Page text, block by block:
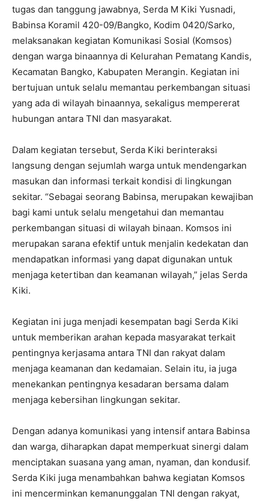
tugas dan tanggung jawabnya, Serda M Kiki Yusnadi,
Babinsa Koramil 420-09/Bangko, Kodim 0420/Sarko,
melaksanakan kegiatan Komunikasi Sosial (Komsos)
dengan warga binaannya di Kelurahan Pematang Kandis,
Kecamatan Bangko, Kabupaten Merangin. Kegiatan ini
bertujuan untuk selalu memantau perkembangan situasi
yang ada di wilayah binaannya, sekaligus mempererat
hubungan antara TNI dan masyarakat.
Dalam kegiatan tersebut, Serda Kiki berinteraksi
langsung dengan sejumlah warga untuk mendengarkan
masukan dan informasi terkait kondisi di lingkungan
sekitar. “Sebagai seorang Babinsa, merupakan kewajiban
bagi kami untuk selalu mengetahui dan memantau
perkembangan situasi di wilayah binaan. Komsos ini
merupakan sarana efektif untuk menjalin kedekatan dan
mendapatkan informasi yang dapat digunakan untuk
menjaga ketertiban dan keamanan wilayah,” jelas Serda
Kiki.
Kegiatan ini juga menjadi kesempatan bagi Serda Kiki
untuk memberikan arahan kepada masyarakat terkait
pentingnya kerjasama antara TNI dan rakyat dalam
menjaga keamanan dan kedamaian. Selain itu, ia juga
menekankan pentingnya kesadaran bersama dalam
menjaga kebersihan lingkungan sekitar.
Dengan adanya komunikasi yang intensif antara Babinsa
dan warga, diharapkan dapat memperkuat sinergi dalam
menciptakan suasana yang aman, nyaman, dan kondusif.
Serda Kiki juga menambahkan bahwa kegiatan Komsos
ini mencerminkan kemanunggalan TNI dengan rakyat,